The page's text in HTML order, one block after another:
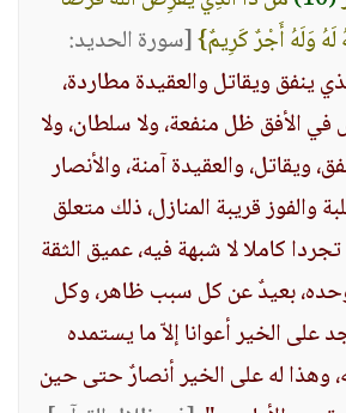
وَلَهُ أَجْرٌ كَرِيمٌ}[سورة الحديد:
ينفق ويقاتل والعقيدة مطاردة،
في الأفق ظل منفعة، ولا سلطان، ولا
ويقاتل، والعقيدة آمنة، والأنصار
والفوز قريبة المنازل، ذلك متعلق
كاملا لا شبهة فيه، عميق الثقة
وحده، بعيدٌ عن كل سبب ظاهر، وكل
على الخير أعوانا إلاّ ما يستمده
وهذا له على الخير أنصارٌ حتى حين